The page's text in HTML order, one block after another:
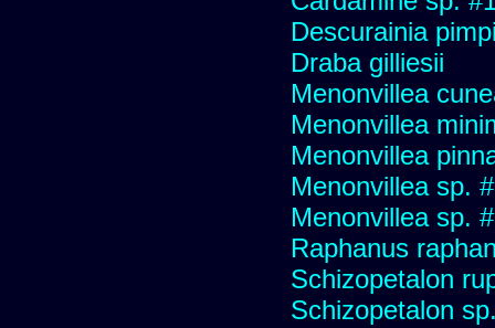
Descurainia
Draba gilliesii
Menonvillea
Menonvillea
Menonvillea
Menonvillea sp.
Menonvillea sp.
Raphanus
Schizopetalon
Schizopetalon